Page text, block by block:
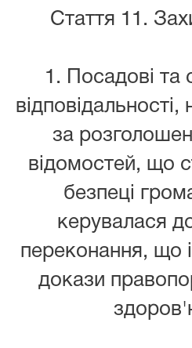
Стаття 11.
1. Посадові та
за
відомостей, що
безпеці
керувалася
переконання, що
докази